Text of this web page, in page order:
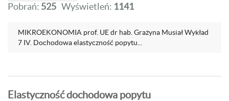
Pobrań: 525 Wyświetleń: 1141
MIKROEKONOMIA prof. UE dr hab. Grażyna Musiał Wykład
7 IV. Dochodowa elastyczność popytu...
Elastyczność dochodowa popytu